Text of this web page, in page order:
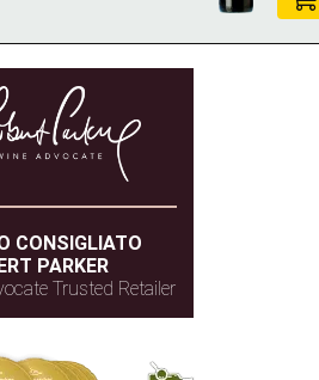
CONSIGLIATO
PARKER
Trusted Retailer